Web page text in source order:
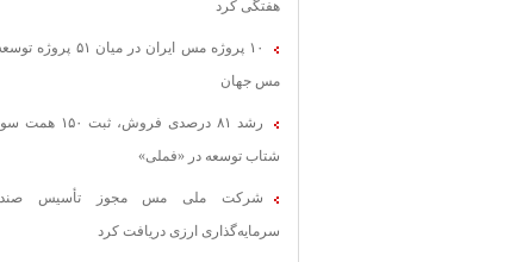
هفتگی کرد
۱۰ پروژه مس ایران در میان ۵۱
مس جهان
رشد ۸۱ درصدی فروش، ثبت
شتاب توسعه در «فملی»
شرکت ملی مس مجوز تأسیس
سرمایه‌گذاری ارزی دریافت کرد